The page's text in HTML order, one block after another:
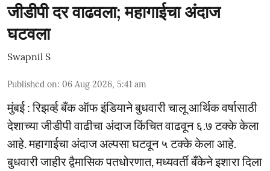
जीडीपी दर वाढवला; महागाईचा अंदाज
घटवला
Swapnil S
Published on: 06 Aug 2026, 5:41 am
मुंबई : रिझर्व्ह बँक ऑफ इंडियाने बुधवारी चालू आर्थिक वर्षासाठी
देशाच्या जीडीपी वाढीचा अंदाज किंचित वाढवून ६.७ टक्के केला
आहे. महागाईचा अंदाज अल्पसा घटवून ५ टक्के केला आहे.
बुधवारी जाहीर द्वैमासिक पतधोरणात, मध्यवर्ती बँकेने इशारा दिला